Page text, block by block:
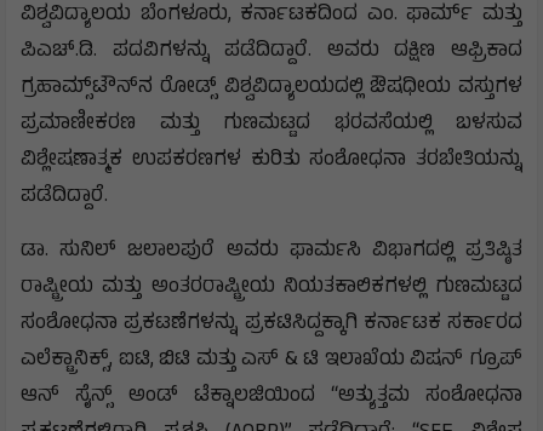
ವಿಶ್ವವಿದ್ಯಾಲಯ ಬೆಂಗಳೂರು, ಕರ್ನಾಟಕದಿಂದ ಎಂ. ಫಾರ್ಮ್ ಮತ್ತು
ಪಿಎಚ್.ಡಿ. ಪದವಿಗಳನ್ನು ಪಡೆದಿದ್ದಾರೆ. ಅವರು ದಕ್ಷಿಣ ಆಫ್ರಿಕಾದ
ಗ್ರಹಾಮ್ಸ್‌ಟೌನ್‌ನ ರೋಡ್ಸ್ ವಿಶ್ವವಿದ್ಯಾಲಯದಲ್ಲಿ ಔಷಧೀಯ ವಸ್ತುಗಳ
ಪ್ರಮಾಣೀಕರಣ ಮತ್ತು ಗುಣಮಟ್ಟದ ಭರವಸೆಯಲ್ಲಿ ಬಳಸುವ
ವಿಶ್ಲೇಷಣಾತ್ಮಕ ಉಪಕರಣಗಳ ಕುರಿತು ಸಂಶೋಧನಾ ತರಬೇತಿಯನ್ನು
ಪಡೆದಿದ್ದಾರೆ.
ಡಾ. ಸುನಿಲ್ ಜಲಾಲಪುರೆ ಅವರು ಫಾರ್ಮಸಿ ವಿಭಾಗದಲ್ಲಿ ಪ್ರತಿಷ್ಠಿತ
ರಾಷ್ಟ್ರೀಯ ಮತ್ತು ಅಂತರರಾಷ್ಟ್ರೀಯ ನಿಯತಕಾಲಿಕಗಳಲ್ಲಿ ಗುಣಮಟ್ಟದ
ಸಂಶೋಧನಾ ಪ್ರಕಟಣೆಗಳನ್ನು ಪ್ರಕಟಿಸಿದ್ದಕ್ಕಾಗಿ ಕರ್ನಾಟಕ ಸರ್ಕಾರದ
ಎಲೆಕ್ಟ್ರಾನಿಕ್ಸ್, ಐಟಿ, ಬಿಟಿ ಮತ್ತು ಎಸ್ & ಟಿ ಇಲಾಖೆಯ ವಿಷನ್ ಗ್ರೂಪ್
ಆನ್ ಸೈನ್ಸ್ ಅಂಡ್ ಟೆಕ್ನಾಲಜಿಯಿಂದ “ಅತ್ಯುತ್ತಮ ಸಂಶೋಧನಾ